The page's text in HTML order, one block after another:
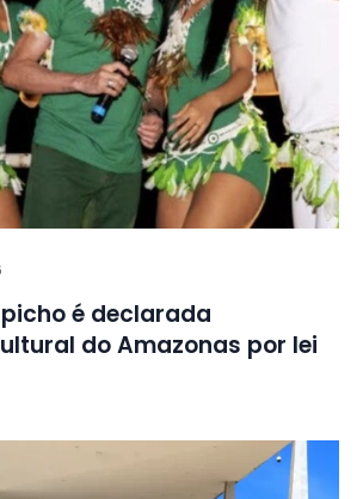
é declarada
do Amazonas por lei